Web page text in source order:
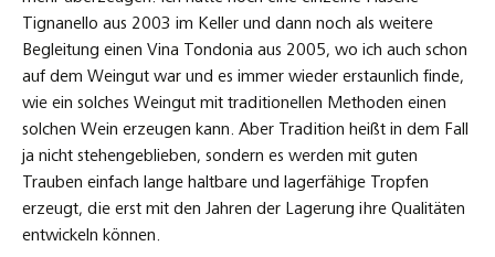
Tignanello aus 2003 im Keller und dann noch als weitere
Begleitung einen Vina Tondonia aus 2005, wo ich auch schon
auf dem Weingut war und es immer wieder erstaunlich finde,
wie ein solches Weingut mit traditionellen Methoden einen
solchen Wein erzeugen kann. Aber Tradition heißt in dem Fall
ja nicht stehengeblieben, sondern es werden mit guten
Trauben einfach lange haltbare und lagerfähige Tropfen
erzeugt, die erst mit den Jahren der Lagerung ihre Qualitäten
entwickeln können.